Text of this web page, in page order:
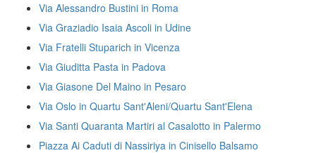
Via Alessandro Bustini in Roma
Via Graziadio Isaia Ascoli in Udine
Via Fratelli Stuparich in Vicenza
Via Giuditta Pasta in Padova
Via Giasone Del Maino in Pesaro
Via Oslo in Quartu Sant'Aleni/Quartu Sant'Elena
Via Santi Quaranta Martiri al Casalotto in Palermo
Piazza Ai Caduti di Nassiriya in Cinisello Balsamo